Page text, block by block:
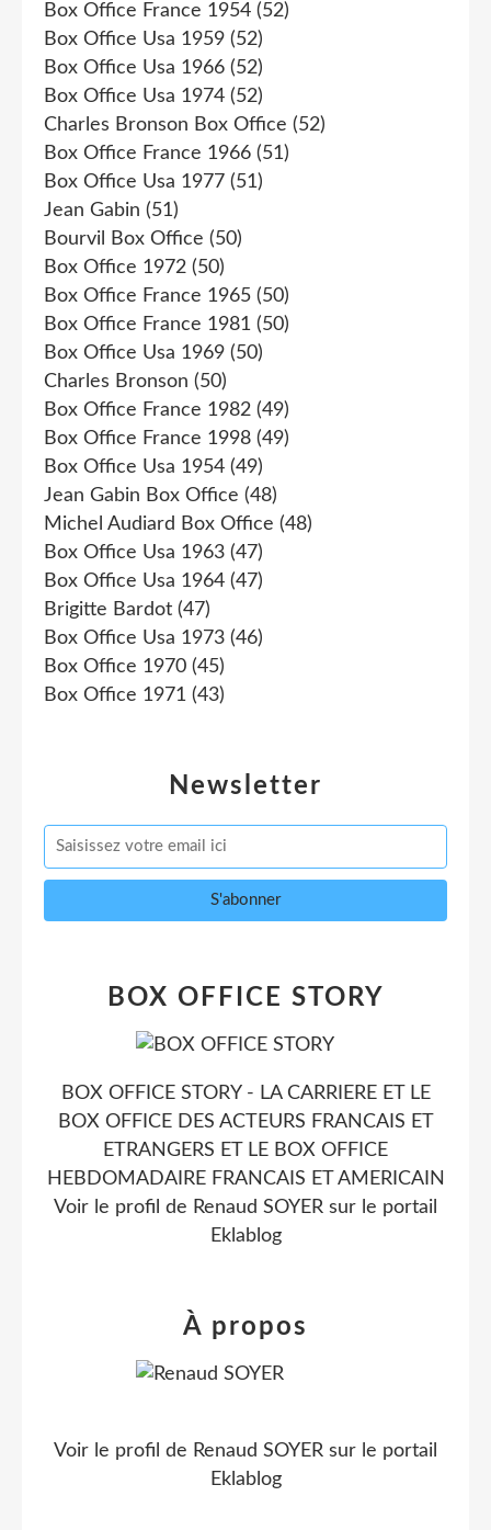
Newsletter
Box Office France 1954 (52)
Box Office Usa 1959 (52)
Box Office Usa 1966 (52)
Box Office Usa 1974 (52)
Charles Bronson Box Office (52)
Box Office France 1966 (51)
Box Office Usa 1977 (51)
Jean Gabin (51)
Bourvil Box Office (50)
Box Office 1972 (50)
Box Office France 1965 (50)
Box Office France 1981 (50)
Box Office Usa 1969 (50)
Charles Bronson (50)
Box Office France 1982 (49)
Box Office France 1998 (49)
Box Office Usa 1954 (49)
Jean Gabin Box Office (48)
Michel Audiard Box Office (48)
Box Office Usa 1963 (47)
Box Office Usa 1964 (47)
Brigitte Bardot (47)
Box Office Usa 1973 (46)
Box Office 1970 (45)
Box Office 1971 (43)
BOX OFFICE STORY
BOX OFFICE STORY - LA CARRIERE ET LE
BOX OFFICE DES ACTEURS FRANCAIS ET
ETRANGERS ET LE BOX OFFICE
HEBDOMADAIRE FRANCAIS ET AMERICAIN
Voir le profil de Renaud SOYER sur le portail
Eklablog
À propos
Voir le profil de Renaud SOYER sur le portail
Eklablog